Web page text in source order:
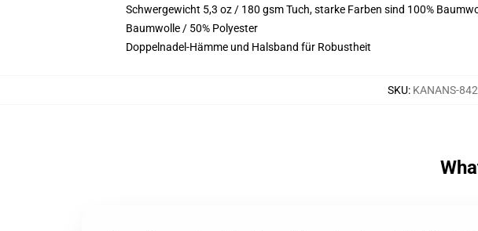
Schwergewicht 5,3 oz / 180 gsm Tuch, starke Farben sind 100%
Baumwolle / 50% Polyester
Doppelnadel-Hämme und Halsband für Robustheit
SKU: KANANS-